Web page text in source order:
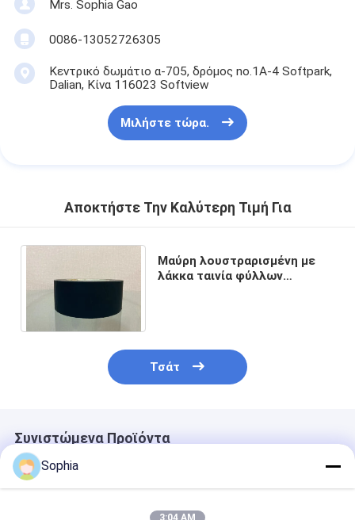
Mrs. Sophia Gao
0086-13052726305
Κεντρικό δωμάτιο α-705, δρόμος no.1A-4 Softpark,
Dalian, Κίνα 116023 Softview
Μιλήστε τώρα.
Αποκτήστε Την Καλύτερη Τιμή Για
Μαύρη λουστραρισμένη με
λάκκα ταινία φύλλων
Τσάτ
Συνιστώμενα Προϊόντα
Sophia
3:04 AM